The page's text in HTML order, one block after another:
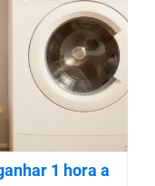
1 hora a